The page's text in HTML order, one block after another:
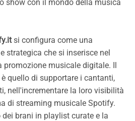
show con il mondo della musica
si configura come una
strategica che si inserisce nel
promozione musicale digitale. Il
quello di supportare i cantanti,
nell'incrementare la loro visibilità
di streaming musicale Spotify.
brani in playlist curate e la